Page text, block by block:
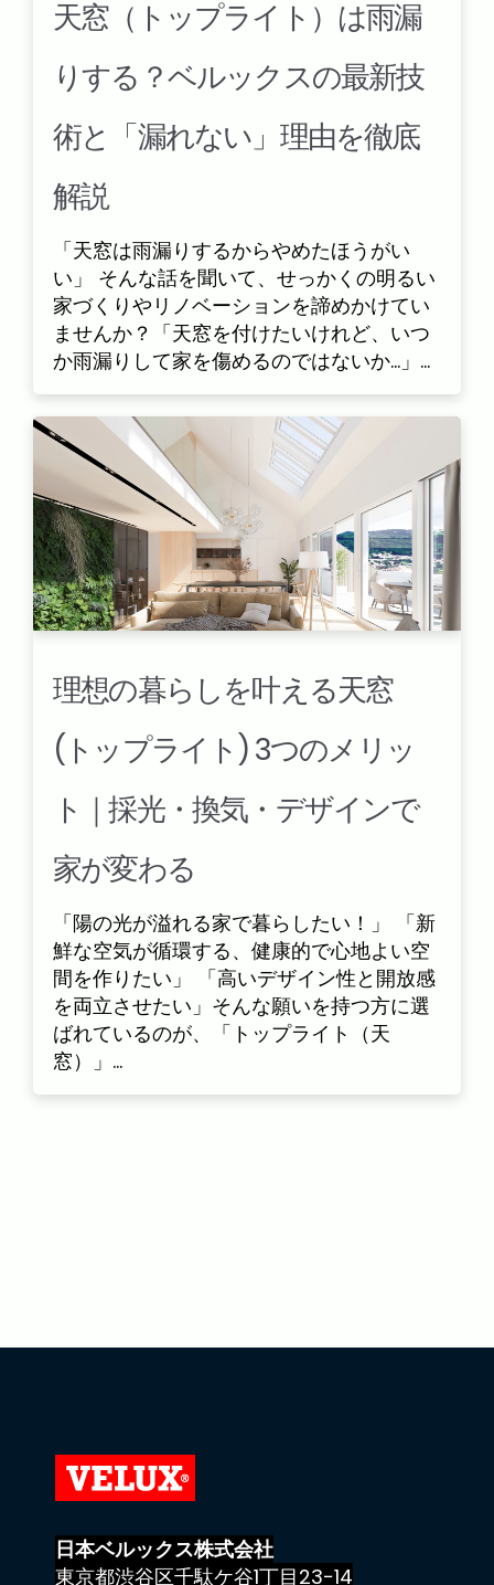
天窓（トップライト）は雨漏
りする？ベルックスの最新技
術と「漏れない」理由を徹底
解説
「天窓は雨漏りするからやめたほうがい
い」 そんな話を聞いて、せっかくの明るい
家づくりやリノベーションを諦めかけてい
ませんか？「天窓を付けたいけれど、いつ
か雨漏りして家を傷めるのではないか...」...
理想の暮らしを叶える天窓
(トップライト) 3つのメリッ
ト｜採光・換気・デザインで
家が変わる
「陽の光が溢れる家で暮らしたい！」 「新
鮮な空気が循環する、健康的で心地よい空
間を作りたい」 「高いデザイン性と開放感
を両立させたい」そんな願いを持つ方に選
ばれているのが、「トップライト（天
窓）」...
日本ベルックス株式会社
東京都渋谷区千駄ケ谷1丁目23−14